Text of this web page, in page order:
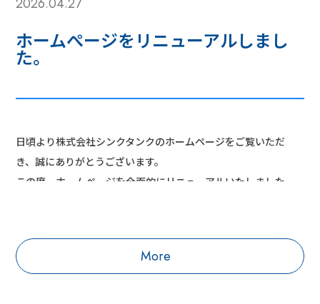
ホームぺージをリニューアルしまし
た。
日頃より株式会社シンクタンクのホームページをご覧いただ
き、誠にありがとうございます。
この度、ホームページを全面的にリニューアルいたしました。
す。
More